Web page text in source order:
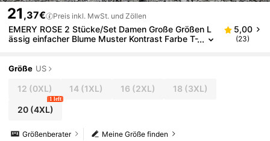
21 ,37€ Preis inkl. MwSt. und Zöllen
EMERY ROSE 2 Stücke/Set Damen Große Größen L
ässig einfacher Blume Muster Kontrast Farbe T-
5,00
(23)
Größe US
12 (0XL) 14 (1XL) 16 (2XL) 18 (3XL)
20(4XL)
1 left
Meine Größe finden
Größenberater